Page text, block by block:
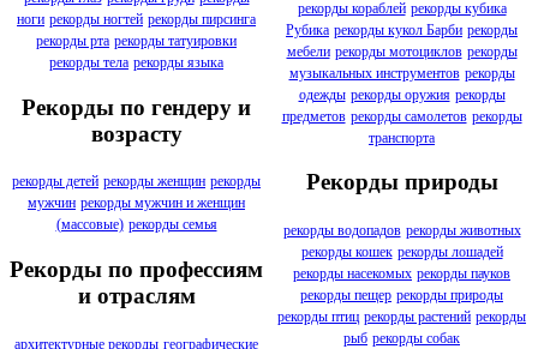
ноги рекорды ногтей рекорды пирсинга
рекорды рта рекорды татуировки
рекорды тела рекорды языка
Рекорды по гендеру и
возрасту
рекорды детей рекорды женщин рекорды
мужчин рекорды мужчин и женщин
(массовые) рекорды семья
Рекорды по профессиям
и отраслям
архитектурные рекорды географические
рекорды кораблей рекорды кубика
Рубика рекорды кукол Барби рекорды
мебели рекорды мотоциклов рекорды
музыкальных инструментов рекорды
одежды рекорды оружия рекорды
предметов рекорды самолетов рекорды
транспорта
Рекорды природы
рекорды водопадов рекорды животных
рекорды кошек рекорды лошадей
рекорды насекомых рекорды пауков
рекорды пещер рекорды природы
рекорды птиц рекорды растений рекорды
рыб рекорды собак